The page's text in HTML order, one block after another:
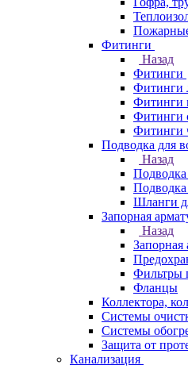
Фитинги
Назад
Фитинги
Фитинги
Фитинги
Фитинги
Фитинги
Подводка для
Назад
Подводка
Шланги
Запорная
Назад
Запорная
Фильтры
Фланцы
Коллектора,
Системы
Системы
Защита от
Канализация